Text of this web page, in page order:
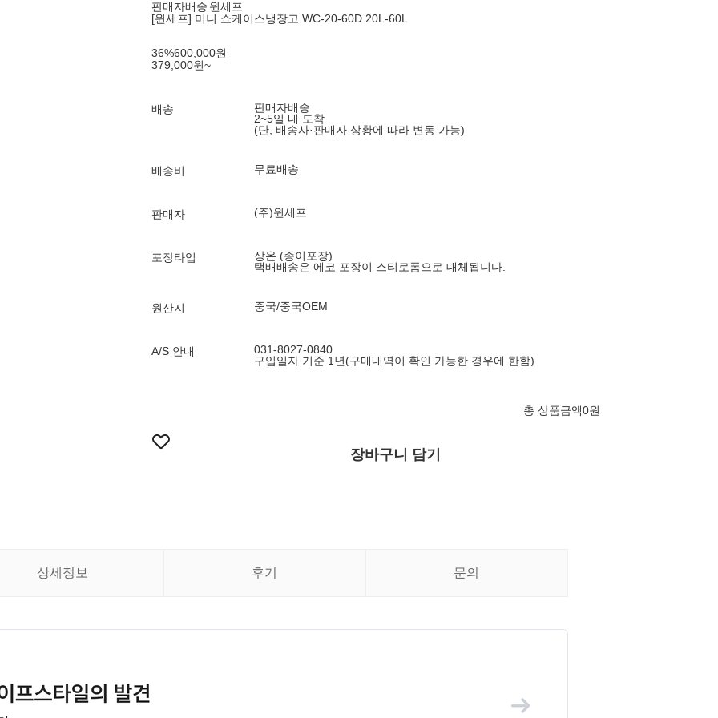
판매자배송 윈세프
[윈세프] 미니 쇼케이스냉장고 WC-20-60D 20L-60L
36%600,000원
379,000원~
배송
판매자배송
2~5일 내 도착
(단, 배송사·판매자 상황에 따라 변동 가능)
배송비 무료배송
판매자 (주)윈세프
포장타입
상온 (종이포장)
택배배송은 에코 포장이 스티로폼으로 대체됩니다.
원산지 중국/중국OEM
A/S 안내
031-8027-0840
구입일자 기준 1년(구매내역이 확인 가능한 경우에 한함)
총 상품금액0원
장바구니 담기
상세정보 후기 문의